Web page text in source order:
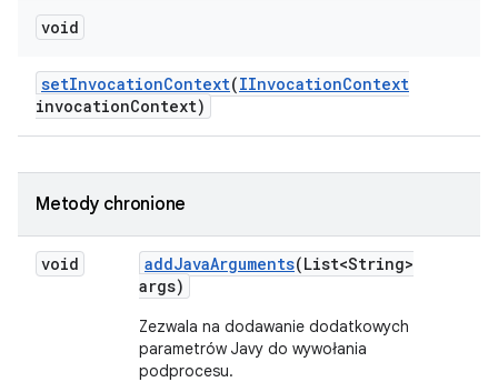
void
setInvocationContext(IInvocationContext
invocationContext)
Metody chronione
void addJavaArguments(List<String>
args)
Zezwala na dodawanie dodatkowych
parametrów Javy do wywołania
podprocesu.